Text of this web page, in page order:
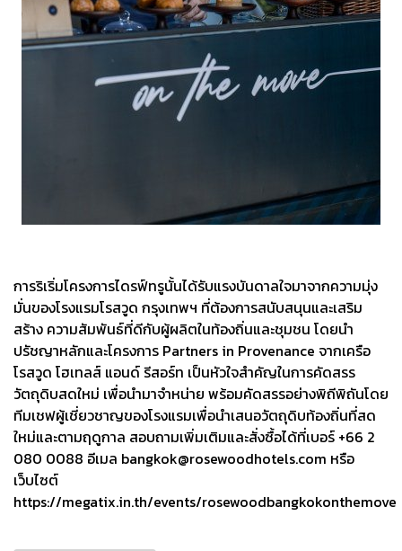
การริเริ่มโครงการไดรฟ์ทรูนั้นได้รับแรงบันดาลใจมาจากความมุ่ง
มั่นของโรงแรมโรสวูด กรุงเทพฯ ที่ต้องการสนับสนุนและเสริม
สร้าง ความสัมพันธ์ที่ดีกับผู้ผลิตในท้องถิ่นและชุมชน โดยนำ
ปรัชญาหลักและโครงการ Partners in Provenance จากเครือ
โรสวูด โฮเทลส์ แอนด์ รีสอร์ท เป็นหัวใจสำคัญในการคัดสรร
วัตถุดิบสดใหม่ เพื่อนำมาจำหน่าย พร้อมคัดสรรอย่างพิถีพิถันโดย
ทีมเชฟผู้เชี่ยวชาญของโรงแรมเพื่อนำเสนอวัตถุดิบท้องถิ่นที่สด
ใหม่และตามฤดูกาล สอบถามเพิ่มเติมและสั่งซื้อได้ที่เบอร์ +66 2
080 0088 อีเมล bangkok@rosewoodhotels.com หรือ
เว็บไซต์
https://megatix.in.th/events/rosewoodbangkokonthemove